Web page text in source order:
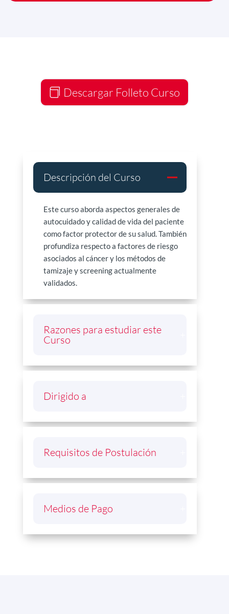
Descargar Folleto Curso
Descripción del Curso
Este curso aborda aspectos generales de
autocuidado y calidad de vida del paciente
como factor protector de su salud. También
profundiza respecto a factores de riesgo
asociados al cáncer y los métodos de
tamizaje y screening actualmente
validados.
Razones para estudiar este
Curso
Dirigido a
Requisitos de Postulación
Medios de Pago